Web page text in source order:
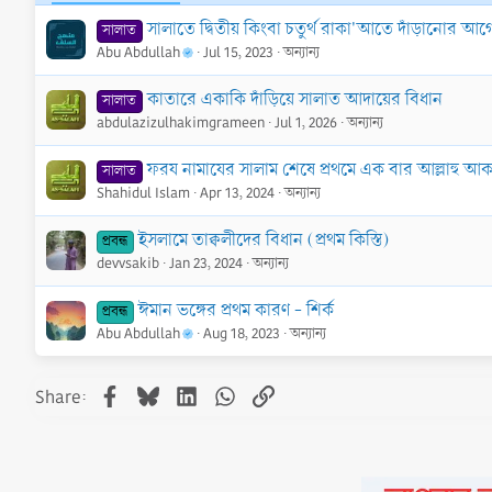
সালাত সালাতে দ্বিতীয় কিংবা চতুর্থ রাকা'আতে দাঁড়ানোর
Abu Abdullah Jul 15, 2023 অন্যান্য
সালাত কাতারে একাকি দাঁড়িয়ে সালাত আদায়ের বিধান
abdulazizulhakimgrameen Jul 1, 2026 অন্যান্য
সালাত ফরয নামাযের সালাম শেষে প্রথমে এক বার আল্লাহু
Shahidul Islam Apr 13, 2024 অন্যান্য
প্রবন্ধ ইসলামে তাক্বলীদের বিধান (প্রথম কিস্তি)
devvsakib Jan 23, 2024 অন্যান্য
প্রবন্ধ ঈমান ভঙ্গের প্রথম কারণ - শির্ক
Abu Abdullah Aug 18, 2023 অন্যান্য
Share: Facebook
BlueskyLinkedInWhatsApp
Link